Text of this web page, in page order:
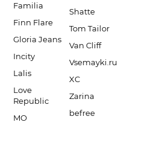
Familia
Finn Flare
Gloria Jeans
Incity
Lalis
Love
Republic
MO
Shatte
Tom Tailor
Van Cliff
Vsemayki.ru
XC
Zarina
befree